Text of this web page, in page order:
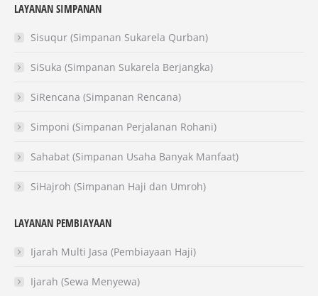
opens
in
window
opens
in
window
opens
in
window
LAYANAN SIMPANAN
Sisuqur (Simpanan Sukarela Qurban)
SiSuka (Simpanan Sukarela Berjangka)
SiRencana (Simpanan Rencana)
Simponi (Simpanan Perjalanan Rohani)
Sahabat (Simpanan Usaha Banyak Manfaat)
SiHajroh (Simpanan Haji dan Umroh)
LAYANAN PEMBIAYAAN
Ijarah Multi Jasa (Pembiayaan Haji)
Ijarah (Sewa Menyewa)